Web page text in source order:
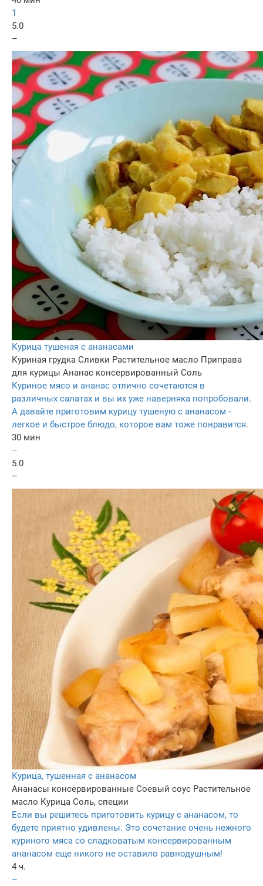
1
5.0
–
Курица тушеная с ананасами
Куриная грудка Сливки Растительное масло Приправа
для курицы Ананас консервированный Соль
Куриное мясо и ананас отлично сочетаются в
различных салатах и вы их уже наверняка попробовали.
А давайте приготовим курицу тушеную с ананасом -
легкое и быстрое блюдо, которое вам тоже понравится.
30 мин
–
5.0
–
Курица, тушенная с ананасом
Ананасы консервированные Соевый соус Растительное
масло Курица Соль, специи
Если вы решитесь приготовить курицу с ананасом, то
будете приятно удивлены. Это сочетание очень нежного
куриного мяса со сладковатым консервированным
ананасом еще никого не оставило равнодушным!
4 ч.
–